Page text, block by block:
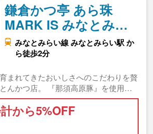
鎌倉かつ亭 あら珠
MARK IS みなとみ…
みなとみらい線 みなとみらい駅 か
ら徒歩2分
まれてきたおいしさへのこだわりを贅
んかつ店。 『那須高原豚』を使用…
から5%OFF